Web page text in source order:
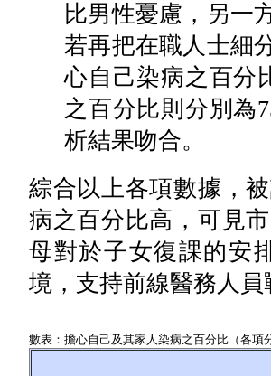
比男性憂慮，另一
若再把在職人士細
心自己染病之百分
之百分比則分別為
析結果吻合。
綜合以上各項數據，
病之百分比高，可見
母對於子女復課的安
境，支持前線醫務人
數表：擔心自己及其家人染病之百分比（各項